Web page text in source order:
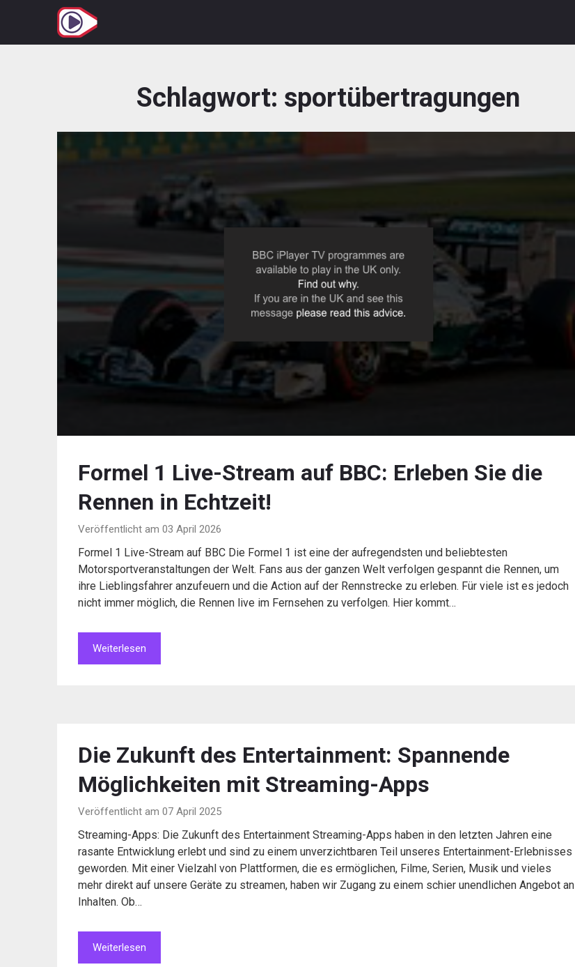
springen
Schlagwort: sportübertragungen
Formel 1 Live-Stream auf BBC: Erleben Sie die
Rennen in Echtzeit!
Veröffentlicht am 03 April 2026
Formel 1 Live-Stream auf BBC Die Formel 1 ist eine der aufregendsten und beliebtesten
Motorsportveranstaltungen der Welt. Fans aus der ganzen Welt verfolgen gespannt die Rennen, um
ihre Lieblingsfahrer anzufeuern und die Action auf der Rennstrecke zu erleben. Für viele ist es jedoch
nicht immer möglich, die Rennen live im Fernsehen zu verfolgen. Hier kommt…
Weiterlesen
Die Zukunft des Entertainment: Spannende
Möglichkeiten mit Streaming-Apps
Veröffentlicht am 07 April 2025
Streaming-Apps: Die Zukunft des Entertainment Streaming-Apps haben in den letzten Jahren eine
rasante Entwicklung erlebt und sind zu einem unverzichtbaren Teil unseres Entertainment-Erlebnisses
geworden. Mit einer Vielzahl von Plattformen, die es ermöglichen, Filme, Serien, Musik und vieles
mehr direkt auf unsere Geräte zu streamen, haben wir Zugang zu einem schier unendlichen Angebot an
Inhalten. Ob…
Weiterlesen